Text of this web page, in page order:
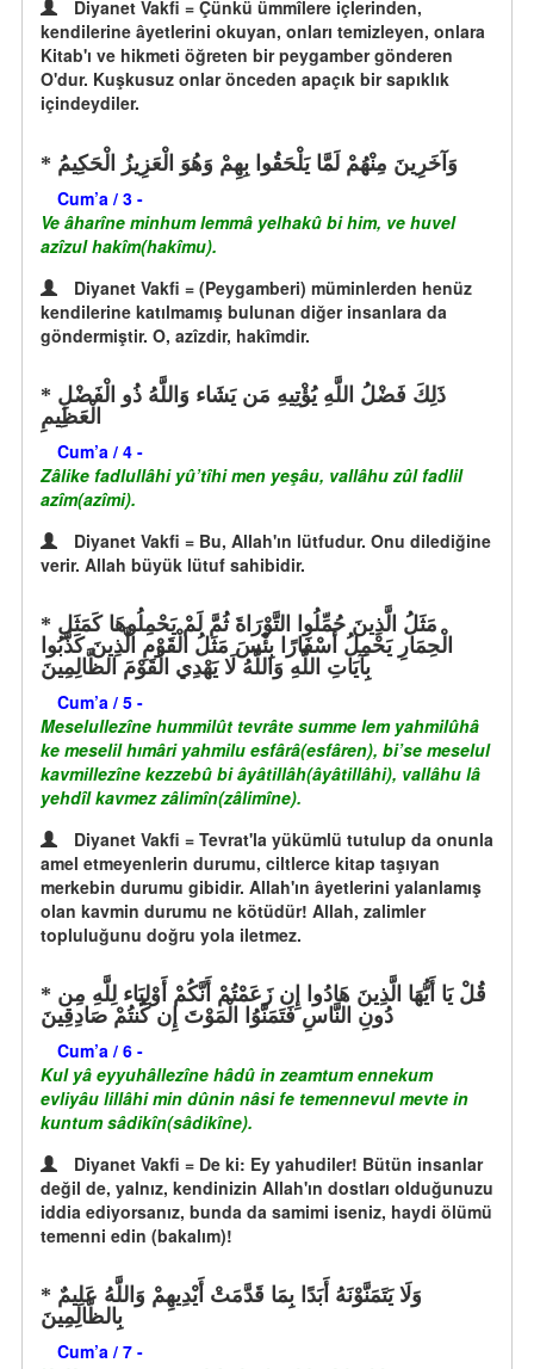
Diyanet Vakfi = Çünkü ümmîlere içlerinden,
kendilerine âyetlerini okuyan, onları temizleyen, onlara
Kitab'ı ve hikmeti öğreten bir peygamber gönderen
O'dur. Kuşkusuz onlar önceden apaçık bir sapıklık
içindeydiler.
وَآخَرِينَ مِنْهُمْ لَمَّا يَلْحَقُوا بِهِمْ وَهُوَ الْعَزِيزُ الْحَكِيمُ
Cum’a / 3 -
Ve âharîne minhum lemmâ yelhakû bi him, ve huvel
azîzul hakîm(hakîmu).
Diyanet Vakfi = (Peygamberi) müminlerden henüz
kendilerine katılmamış bulunan diğer insanlara da
göndermiştir. O, azîzdir, hakîmdir.
الْعَظِيمِ
Cum’a / 4 -
Zâlike fadlullâhi yû’tîhi men yeşâu, vallâhu zûl fadlil
azîm(azîmi).
Diyanet Vakfi = Bu, Allah'ın lütfudur. Onu dilediğine
verir. Allah büyük lütuf sahibidir.
الْحِمَارِ يَحْمِلُ أَسْفَارًا بِئْسَ مَثَلُ الْقَوْمِ الَّذِينَ كَذَّبُوا
بِآيَاتِ اللَّهِ وَاللَّهُ لَا يَهْدِي الْقَوْمَ الظَّالِمِينَ
Cum’a / 5 -
Meselullezîne hummilût tevrâte summe lem yahmilûhâ
ke meselil hımâri yahmilu esfârâ(esfâren), bi’se meselul
kavmillezîne kezzebû bi âyâtillâh(âyâtillâhi), vallâhu lâ
yehdîl kavmez zâlimîn(zâlimîne).
Diyanet Vakfi = Tevrat'la yükümlü tutulup da onunla
amel etmeyenlerin durumu, ciltlerce kitap taşıyan
merkebin durumu gibidir. Allah'ın âyetlerini yalanlamış
olan kavmin durumu ne kötüdür! Allah, zalimler
topluluğunu doğru yola iletmez.
دُونِ النَّاسِ فَتَمَنَّوُا الْمَوْتَ إِن كُنتُمْ صَادِقِينَ
Cum’a / 6 -
Kul yâ eyyuhâllezîne hâdû in zeamtum ennekum
evliyâu lillâhi min dûnin nâsi fe temennevul mevte in
kuntum sâdikîn(sâdikîne).
Diyanet Vakfi = De ki: Ey yahudiler! Bütün insanlar
değil de, yalnız, kendinizin Allah'ın dostları olduğunuzu
iddia ediyorsanız, bunda da samimi iseniz, haydi ölümü
temenni edin (bakalım)!
بِالظَّالِمِينَ
Cum’a / 7 -